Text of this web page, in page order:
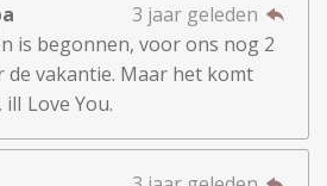
3 jaar geleden
is begonnen, voor ons nog 2
vakantie. Maar het komt
Love You.